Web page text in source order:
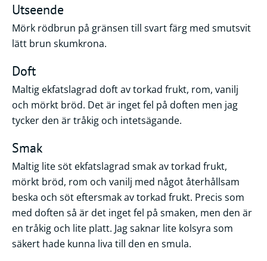
Utseende
Mörk rödbrun på gränsen till svart färg med smutsvit
lätt brun skumkrona.
Doft
Maltig ekfatslagrad doft av torkad frukt, rom, vanilj
och mörkt bröd. Det är inget fel på doften men jag
tycker den är tråkig och intetsägande.
Smak
Maltig lite söt ekfatslagrad smak av torkad frukt,
mörkt bröd, rom och vanilj med något återhållsam
beska och söt eftersmak av torkad frukt. Precis som
med doften så är det inget fel på smaken, men den är
en tråkig och lite platt. Jag saknar lite kolsyra som
säkert hade kunna liva till den en smula.